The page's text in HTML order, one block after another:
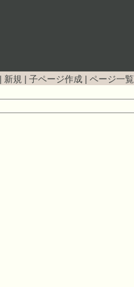
新規 子ページ作成 ページ一覧